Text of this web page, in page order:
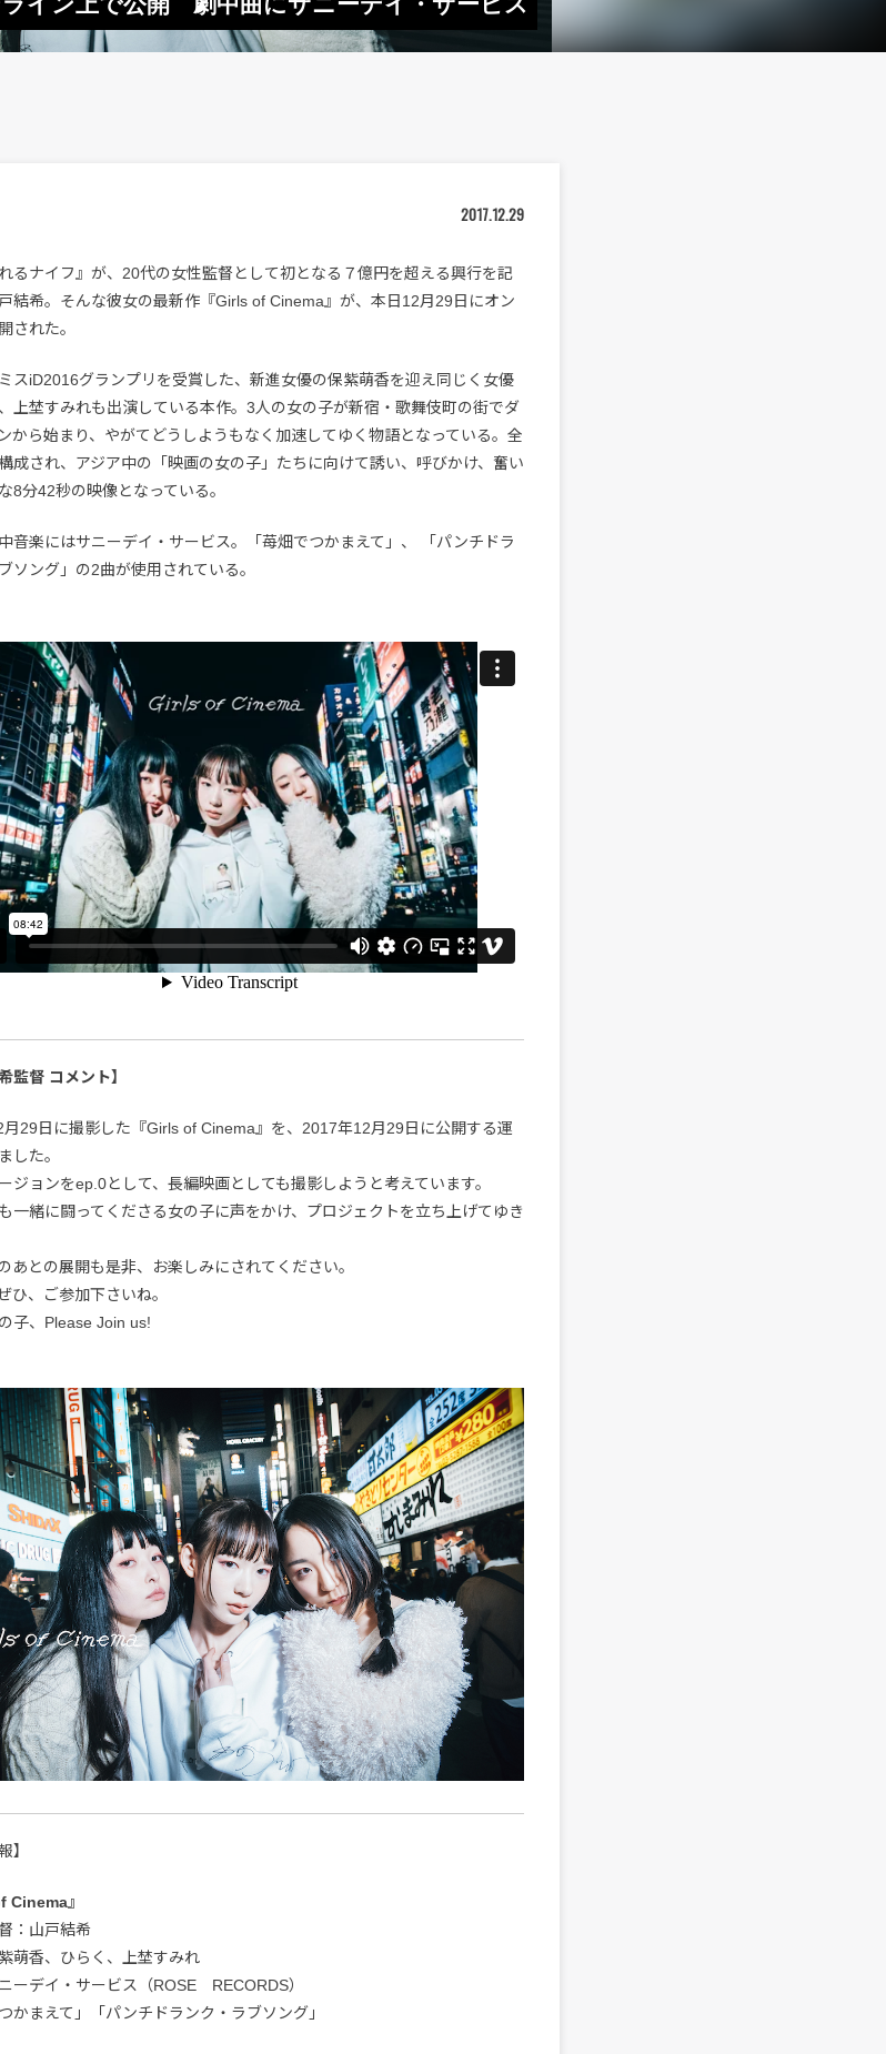
2017.12.29
るナイフ』が、20代の女性監督として初となる７億円を超える興行を記
結希。そんな彼女の最新作『Girls of Cinema』が、本日12月29日にオン
された。
スiD2016グランプリを受賞した、新進女優の保紫萌香を迎え同じく女優
上埜すみれも出演している本作。3人の女の子が新宿・歌舞伎町の街でダ
から始まり、やがてどうしようもなく加速してゆく物語となっている。全
成され、アジア中の「映画の女の子」たちに向けて誘い、呼びかけ、奮い
8分42秒の映像となっている。
音楽にはサニーデイ・サービス。「苺畑でつかまえて」、 「パンチドラ
ソング」の2曲が使用されている。
監督 コメント】
月29日に撮影した『Girls of Cinema』を、2017年12月29日に公開する運
した。
ジョンをep.0として、長編映画としても撮影しようと考えています。
一緒に闘ってくださる女の子に声をかけ、プロジェクトを立ち上げてゆき
あとの展開も是非、お楽しみにされてください。
ひ、ご参加下さいね。
子、Please Join us!
】
Cinema』
：山戸結希
萌香、ひらく、上埜すみれ
ーデイ・サービス（ROSE RECORDS）
かまえて」「パンチドランク・ラブソング」